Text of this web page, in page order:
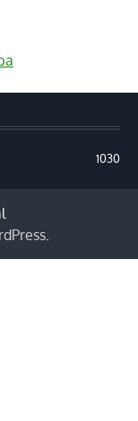
1030